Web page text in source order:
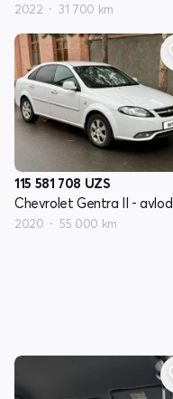
2022 31 700 km
115 581 708 UZS
Chevrolet Gentra II - avlod
2020 55 000 km